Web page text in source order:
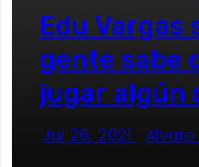
Edu Vargas
gente sabe
jugar algún
Jul 26, 2021